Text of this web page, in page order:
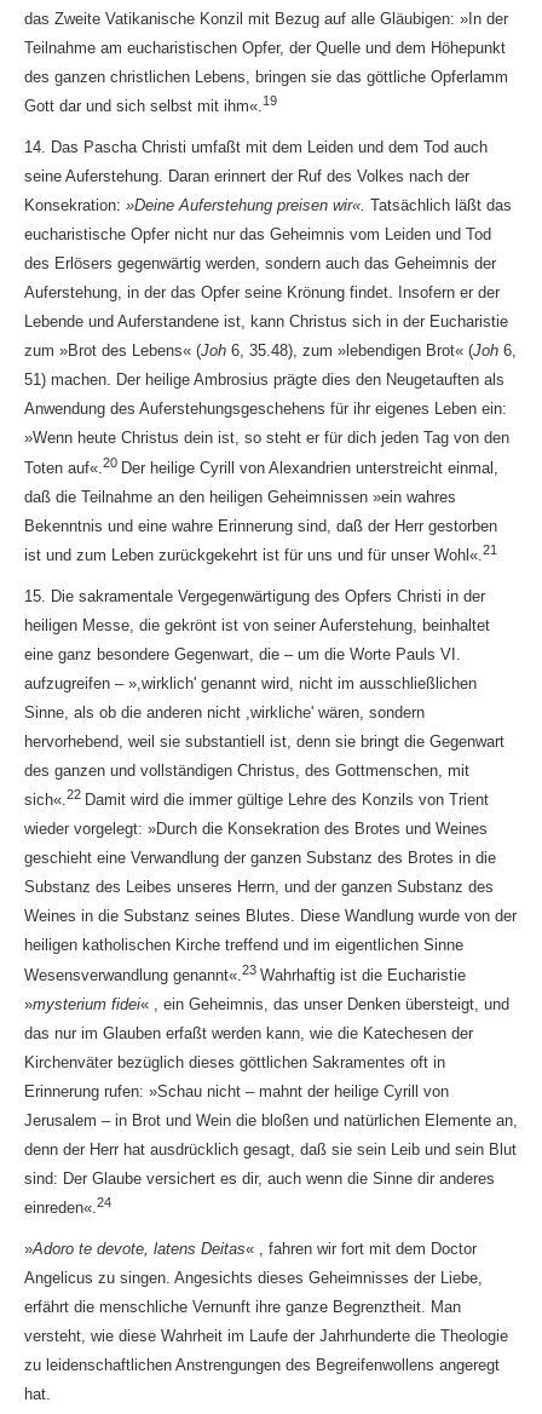
das Zweite Vatikanische Konzil mit Bezug auf alle Gläubigen: »In der
Teilnahme am eucharistischen Opfer, der Quelle und dem Höhepunkt
des ganzen christlichen Lebens, bringen sie das göttliche Opferlamm
Gott dar und sich selbst mit ihm«.19
14. Das Pascha Christi umfaßt mit dem Leiden und dem Tod auch
seine Auferstehung. Daran erinnert der Ruf des Volkes nach der
Konsekration: »Deine Auferstehung preisen wir«. Tatsächlich läßt das
eucharistische Opfer nicht nur das Geheimnis vom Leiden und Tod
des Erlösers gegenwärtig werden, sondern auch das Geheimnis der
Auferstehung, in der das Opfer seine Krönung findet. Insofern er der
Lebende und Auferstandene ist, kann Christus sich in der Eucharistie
zum »Brot des Lebens« (Joh 6, 35.48), zum »lebendigen Brot« (Joh 6,
51) machen. Der heilige Ambrosius prägte dies den Neugetauften als
Anwendung des Auferstehungsgeschehens für ihr eigenes Leben ein:
»Wenn heute Christus dein ist, so steht er für dich jeden Tag von den
Toten auf«. 20 Der heilige Cyrill von Alexandrien unterstreicht einmal,
daß die Teilnahme an den heiligen Geheimnissen »ein wahres
Bekenntnis und eine wahre Erinnerung sind, daß der Herr gestorben
ist und zum Leben zurückgekehrt ist für uns und für unser Wohl«. 21
15. Die sakramentale Vergegenwärtigung des Opfers Christi in der
heiligen Messe, die gekrönt ist von seiner Auferstehung, beinhaltet
eine ganz besondere Gegenwart, die – um die Worte Pauls VI.
aufzugreifen – »,wirklich' genannt wird, nicht im ausschließlichen
Sinne, als ob die anderen nicht ,wirkliche' wären, sondern
hervorhebend, weil sie substantiell ist, denn sie bringt die Gegenwart
des ganzen und vollständigen Christus, des Gottmenschen, mit
sich«.22 Damit wird die immer gültige Lehre des Konzils von Trient
wieder vorgelegt: »Durch die Konsekration des Brotes und Weines
geschieht eine Verwandlung der ganzen Substanz des Brotes in die
Substanz des Leibes unseres Herrn, und der ganzen Substanz des
Weines in die Substanz seines Blutes. Diese Wandlung wurde von der
heiligen katholischen Kirche treffend und im eigentlichen Sinne
Wesensverwandlung genannt«. 23 Wahrhaftig ist die Eucharistie
»mysterium fidei« , ein Geheimnis, das unser Denken übersteigt, und
das nur im Glauben erfaßt werden kann, wie die Katechesen der
Kirchenväter bezüglich dieses göttlichen Sakramentes oft in
Erinnerung rufen: »Schau nicht – mahnt der heilige Cyrill von
Jerusalem – in Brot und Wein die bloßen und natürlichen Elemente an,
denn der Herr hat ausdrücklich gesagt, daß sie sein Leib und sein Blut
sind: Der Glaube versichert es dir, auch wenn die Sinne dir anderes
einreden«. 24
»Adoro te devote, latens Deitas« , fahren wir fort mit dem Doctor
Angelicus zu singen. Angesichts dieses Geheimnisses der Liebe,
erfährt die menschliche Vernunft ihre ganze Begrenztheit. Man
versteht, wie diese Wahrheit im Laufe der Jahrhunderte die Theologie
zu leidenschaftlichen Anstrengungen des Begreifenwollens angeregt
hat.